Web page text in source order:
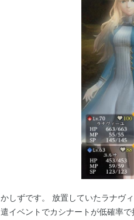
かしずです。 放置していたラナヴ
遣イベントでカシナートが低確率